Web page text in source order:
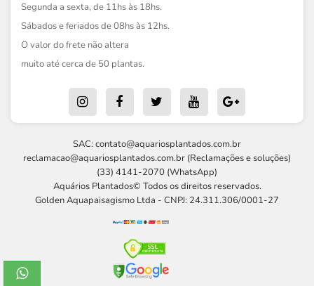
Segunda a sexta, de 11hs às 18hs.
Sábados e feriados de 08hs às 12hs.
O valor do frete não altera
muito até cerca de 50 plantas.
SAC: contato@aquariosplantados.com.br
reclamacao@aquariosplantados.com.br (Reclamações e soluções)
(33) 4141-2070 (WhatsApp)
Aquários Plantados© Todos os direitos reservados.
Golden Aquapaisagismo Ltda - CNPJ: 24.311.306/0001-27